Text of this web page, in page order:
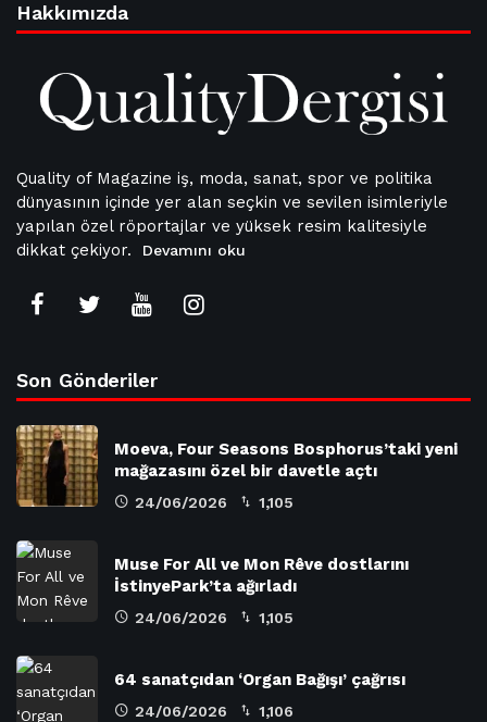
Hakkımızda
Quality of Magazine iş, moda, sanat, spor ve politika
dünyasının içinde yer alan seçkin ve sevilen isimleriyle
yapılan özel röportajlar ve yüksek resim kalitesiyle
dikkat çekiyor.
Devamını oku
Son Gönderiler
Moeva, Four Seasons Bosphorus’taki yeni
mağazasını özel bir davetle açtı
24/06/2026 1,105
Muse For All ve Mon Rêve dostlarını
İstinyePark’ta ağırladı
24/06/2026 1,105
64 sanatçıdan ‘Organ Bağışı’ çağrısı
24/06/2026 1,106